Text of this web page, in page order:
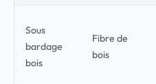
Sous
bardage
bois
Fibre de
bois